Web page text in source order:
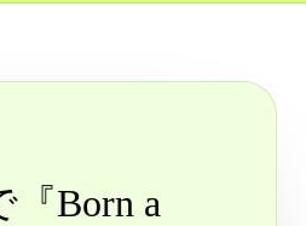
『Born a